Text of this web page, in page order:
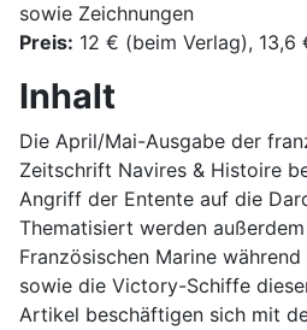
sowie Zeichnungen
Preis: 12 € (beim Verlag), 13,6
Inhalt
Die April/Mai-Ausgabe der
Zeitschrift Navires & Histoire
Angriff der Entente auf die
Thematisiert werden
Französischen Marine
sowie die Victory-Schiffe
Artikel beschäftigen sich mit